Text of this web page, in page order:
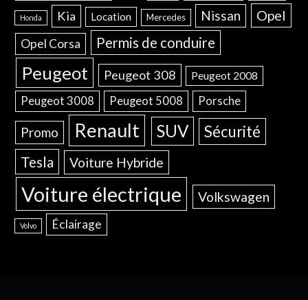
Honda Kia Location Mercedes Nissan Opel
Opel Corsa Permis de conduire
Peugeot Peugeot 308 Peugeot 2008
Peugeot 3008 Peugeot 5008 Porsche
Promo Renault SUV Sécurité
Tesla Voiture Hybride
Voiture électrique Volkswagen
Volvo Éclairage